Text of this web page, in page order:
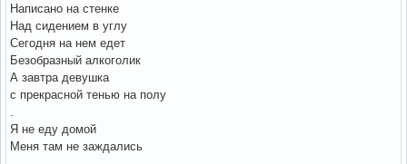
Написано на стенке
Над сидением в углу
Сегодня на нем едет
Безобразный алкоголик
А завтра девушка
с прекрасной тенью на полу
Я не еду домой
Меня там не заждались